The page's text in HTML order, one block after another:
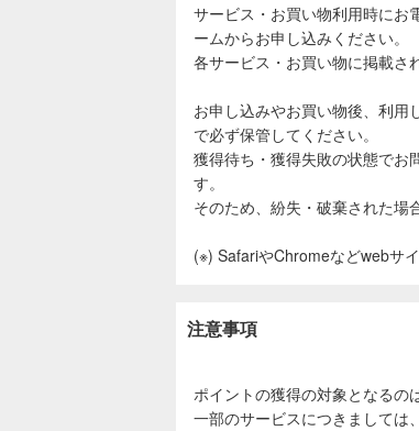
サービス・お買い物利用時にお
ームからお申し込みください。
各サービス・お買い物に掲載さ
お申し込みやお買い物後、利用
で必ず保管してください。
獲得待ち・獲得失敗の状態でお
す。
そのため、紛失・破棄された場
(※) SafariやChromeなどwebサ
注意事項
ポイントの獲得の対象となるの
一部のサービスにつきましては